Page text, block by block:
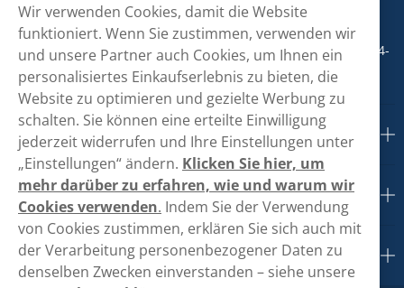
+498001800890
Mo/Di/Fr: 09-17 Uhr (Pause 12-13) Mi/Do: 10-19 Uhr (Pause 14-
15)
Kundendienst
Links
Über uns
Wir verwenden Cookies, damit die Website
funktioniert. Wenn Sie zustimmen, verwenden wir
und unsere Partner auch Cookies, um Ihnen ein
personalisiertes Einkaufserlebnis zu bieten, die
Website zu optimieren und gezielte Werbung zu
schalten. Sie können eine erteilte Einwilligung
jederzeit widerrufen und Ihre Einstellungen unter
„Einstellungen“ ändern. Klicken Sie hier, um
mehr darüber zu erfahren, wie und warum wir
Cookies verwenden. Indem Sie der Verwendung
von Cookies zustimmen, erklären Sie sich auch mit
der Verarbeitung personenbezogener Daten zu
denselben Zwecken einverstanden – siehe unsere